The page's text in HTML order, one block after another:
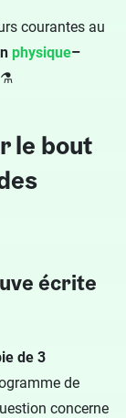
courantes au
physique–
⚗️
le bout
écrite
de 3
de
concerne